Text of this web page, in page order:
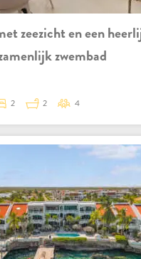
zeezicht en een
zwembad
2 2 4